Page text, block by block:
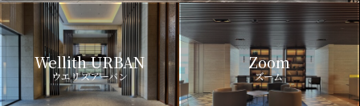
Wellith URBAN
ウエリスアーバン
Zoom
ズーム